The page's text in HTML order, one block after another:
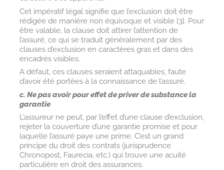
Cet impératif légal signifie que l’exclusion doit être
rédigée de manière non équivoque et visible[3]. Pour
être valable, la clause doit attirer l’attention de
l’assuré, ce qui se traduit généralement par des
clauses d’exclusion en caractères gras et dans des
encadrés visibles.
A défaut, ces clauses seraient attaquables, faute
d’avoir été portées à la connaissance de l’assuré.
c. Ne pas avoir pour effet de priver de substance la
garantie
L’assureur ne peut, par l’effet d’une clause d’exclusion,
rejeter la couverture d’une garantie promise et pour
laquelle l’assuré paye une prime. C’est un grand
principe du droit des contrats (jurisprudence
Chronopost, Faurecia, etc.) qui trouve une acuité
particulière en droit des assurances.